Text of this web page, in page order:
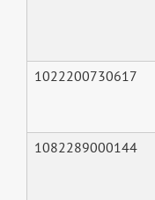
1022200730617
1082289000144